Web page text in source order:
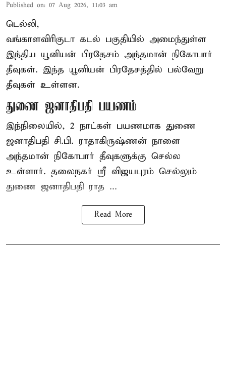
Published on: 07 Aug 2026, 11:03 am
டெல்லி,
வங்காளவிரிகுடா கடல் பகுதியில் அமைந்துள்ள
இந்திய யூனியன் பிரதேசம் அந்தமான் நிகோபார்
தீவுகள். இந்த யூனியன் பிரதேசத்தில் பல்வேறு
தீவுகள் உள்ளன.
துணை ஜனாதிபதி பயணம்
இந்நிலையில், 2 நாட்கள் பயணமாக துணை
ஜனாதிபதி சி.பி. ராதாகிருஷ்ணன் நாளை
அந்தமான் நிகோபார் தீவுகளுக்கு செல்ல
உள்ளார். தலைநகர் ஸ்ரீ விஜயபுரம் செல்லும்
துணை ஜனாதிபதி ராத ...
Read More